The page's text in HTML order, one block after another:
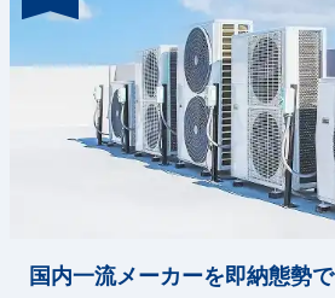
国内一流メーカーを即納態勢で